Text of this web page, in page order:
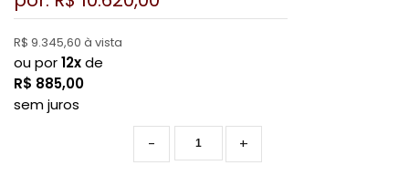
R$ 9.345,60 à vista
ou por12xde
R$ 885,00
sem juros
+
-